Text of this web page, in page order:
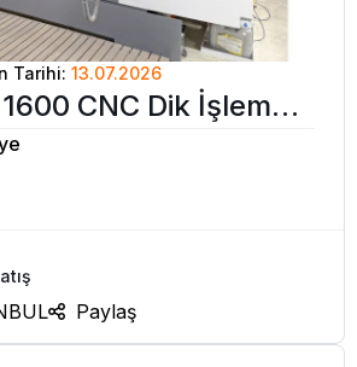
Tarihi: 13.07.2026
CNC Dik İşleme
Paylaş